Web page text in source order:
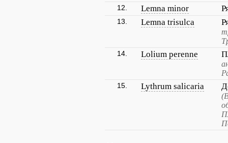
12. Lemna minor
13. Lemna trisulca
14. Lolium perenne
15. Lythrum salicaria